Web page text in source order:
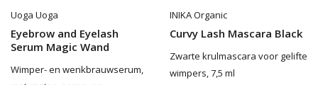
Uoga Uoga
Eyebrow and Eyelash
Serum Magic Wand
Wimper- en wenkbrauwserum,
INIKA Organic
Curvy Lash Mascara Black
Zwarte krulmascara voor gelifte
wimpers, 7,5 ml